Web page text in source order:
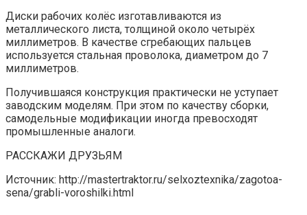
Диски рабочих колёс изготавливаются из
металлического листа, толщиной около четырёх
миллиметров. В качестве сгребающих пальцев
используется стальная проволока, диаметром до 7
миллиметров.
Получившаяся конструкция практически не уступает
заводским моделям. При этом по качеству сборки,
самодельные модификации иногда превосходят
промышленные аналоги.
РАССКАЖИ ДРУЗЬЯМ
Источник: http://mastertraktor.ru/selxoztexnika/zagotoa-
sena/grabli-voroshilki.html